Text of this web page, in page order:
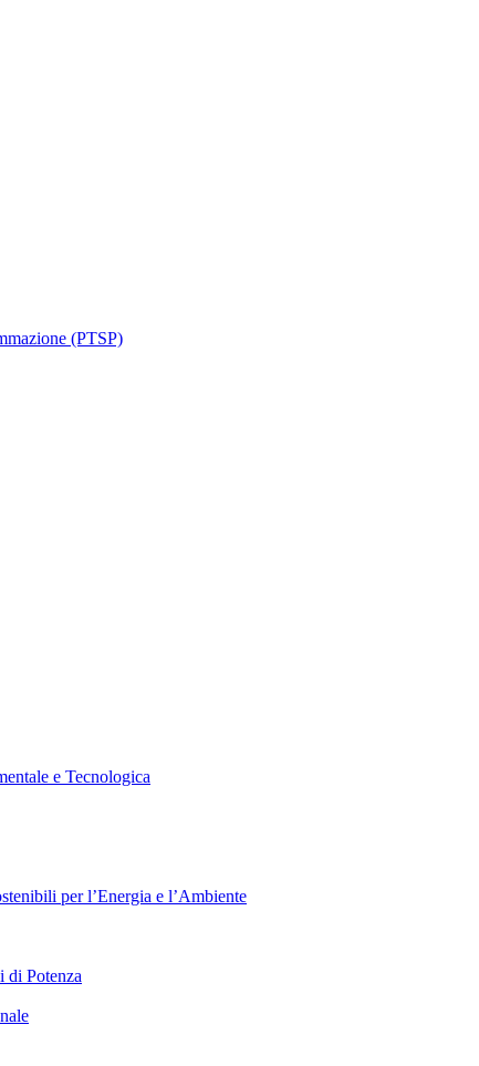
(PTSP)
e Tecnologica
per l’Energia e l’Ambiente
di Potenza